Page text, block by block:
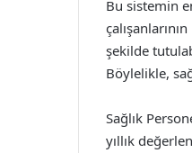
Bu sistemin
şekilde
Böylelikle,
Sağlık
yıllık